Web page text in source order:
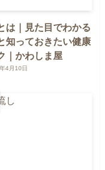
は｜見た目でわかる
知っておきたい健康
｜かわしま屋
4月10日